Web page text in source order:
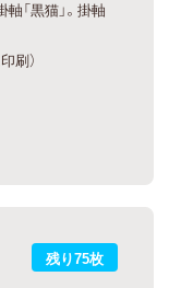
「黒猫」。掛軸
刷）
残り75枚